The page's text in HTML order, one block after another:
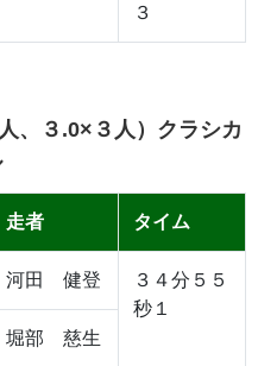
３
、３.0×３人）クラシカ
走者 タイム
河田 健登
３４分５５
秒１
堀部 慈生